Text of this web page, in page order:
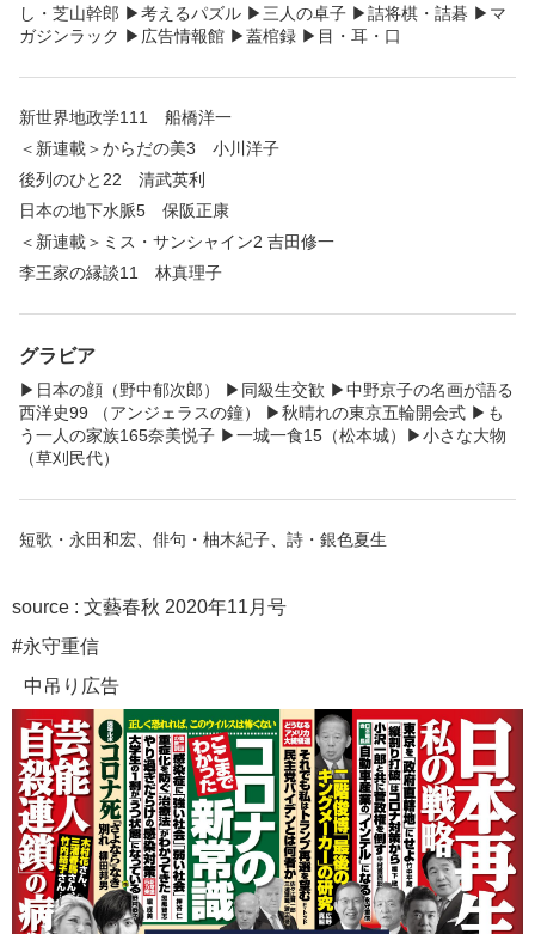
し・芝山幹郎 ▶︎考えるパズル ▶︎三人の卓子 ▶︎詰将棋・詰碁 ▶︎マ
ガジンラック ▶︎広告情報館 ▶︎蓋棺録 ▶︎目・耳・口
新世界地政学111 船橋洋一
＜新連載＞からだの美3 小川洋子
後列のひと22 清武英利
日本の地下水脈5 保阪正康
＜新連載＞ミス・サンシャイン2 吉田修一
李王家の縁談11 林真理子
グラビア
▶︎日本の顔（野中郁次郎） ▶︎同級生交歓 ▶︎中野京子の名画が語る
西洋史99 （アンジェラスの鐘） ▶︎秋晴れの東京五輪開会式 ▶︎も
う一人の家族165奈美悦子 ▶︎一城一食15（松本城）▶︎小さな大物
（草刈民代）
短歌・永田和宏、俳句・柚木紀子、詩・銀色夏生
source : 文藝春秋 2020年11月号
#永守重信
中吊り広告